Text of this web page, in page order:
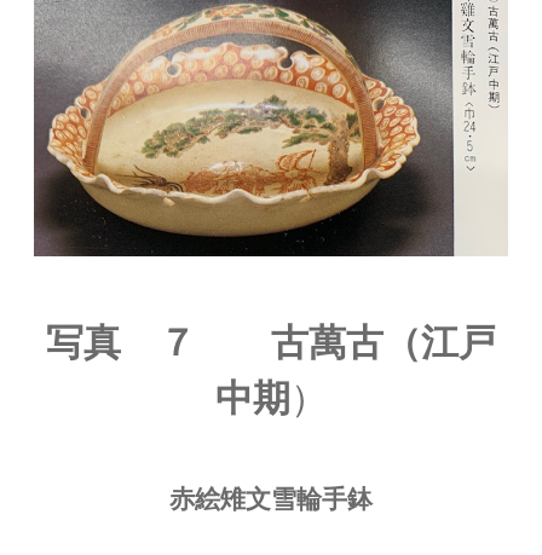
写真 ７ 古萬古（江戸
中期）
赤絵雉文雪輪手鉢